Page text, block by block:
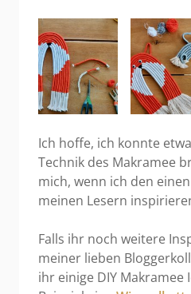
Ich hoffe, ich konnte
Technik des Makramee
mich, wenn ich den
meinen Lesern
Falls ihr noch weitere
meiner lieben
ihr einige DIY Makramee